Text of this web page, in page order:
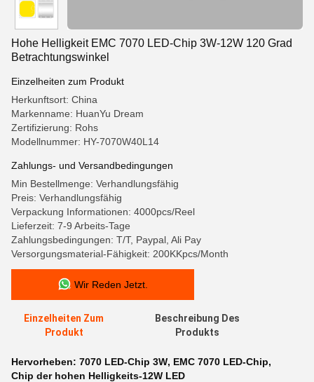
Hohe Helligkeit EMC 7070 LED-Chip 3W-12W 120 Grad
Betrachtungswinkel
Einzelheiten zum Produkt
Herkunftsort: China
Markenname: HuanYu Dream
Zertifizierung: Rohs
Modellnummer: HY-7070W40L14
Zahlungs- und Versandbedingungen
Min Bestellmenge: Verhandlungsfähig
Preis: Verhandlungsfähig
Verpackung Informationen: 4000pcs/Reel
Lieferzeit: 7-9 Arbeits-Tage
Zahlungsbedingungen: T/T, Paypal, Ali Pay
Versorgungsmaterial-Fähigkeit: 200KKpcs/Month
Wir Reden Jetzt.
Einzelheiten Zum
Produkt
Beschreibung Des
Produkts
Hervorheben: 7070 LED-Chip 3W, EMC 7070 LED-Chip,
Chip der hohen Helligkeits-12W LED